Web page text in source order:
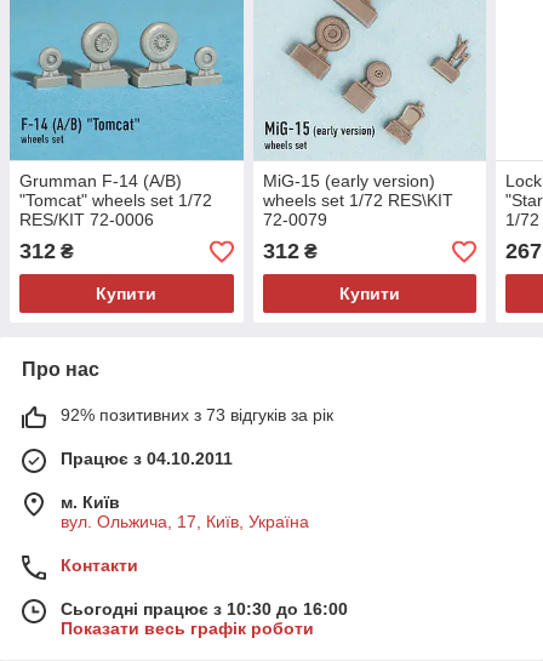
Grumman F-14 (A/B)
"Tomcat" wheels set 1/72
RES/KIT 72-0006
312 ₴
Купити
MiG-15 (early version)
wheels set 1/72 RES\KIT
72-0079
312₴
Купити
1/
267
Про нас
92% позитивних з 73 відгуків за рік
Працює з 04.10.2011
м. Київ
вул. Ольжича, 17, Київ, Україна
Контакти
Сьогодні працює з 10:30 до 16:00
Показати весь графік роботи